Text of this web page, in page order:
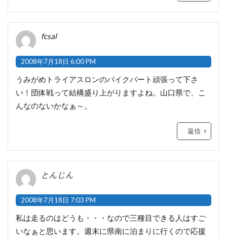
fcsal
2008年7月18日 6:00 PM
うみがめトライアスロンのバイクパート頑張って下さ
い！団体戦って結構盛り上がりますよね。山口県で、こ
んなのないかなぁ～。
返信
とんじん
2008年7月18日 7:03 PM
私は走るのはどうも・・・なので三種目できる人はすご
いなぁと思います。週末に県南に泊まりに行くので応援